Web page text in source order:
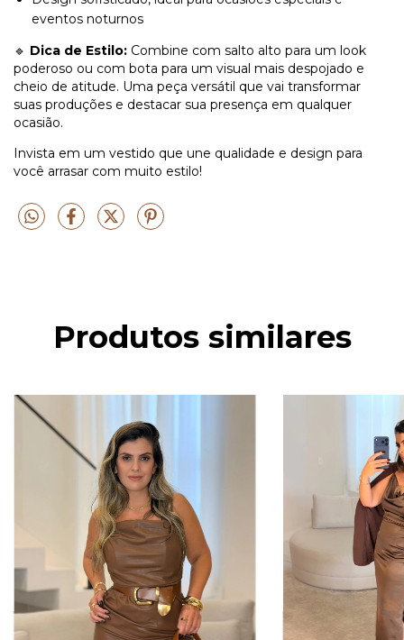
eventos noturnos
🔹 Dica de Estilo: Combine com salto alto para um look
poderoso ou com bota para um visual mais despojado e
cheio de atitude. Uma peça versátil que vai transformar
suas produções e destacar sua presença em qualquer
ocasião.
Invista em um vestido que une qualidade e design para
você arrasar com muito estilo!
Produtos similares